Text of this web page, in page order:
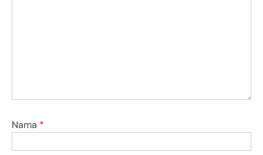
Nama *